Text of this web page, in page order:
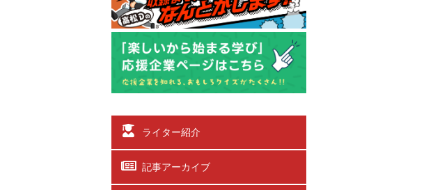
ライター紹介
記事アーカイブ